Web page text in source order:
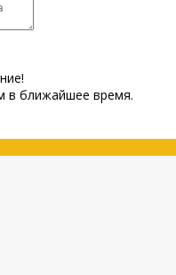
в ближайшее время.